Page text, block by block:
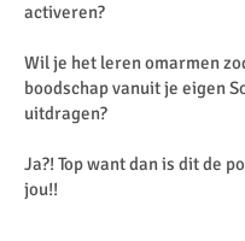
activeren?
Wil je het leren omarmen
boodschap vanuit je eigen
uitdragen?
Ja?! Top want dan is dit de
jou!!